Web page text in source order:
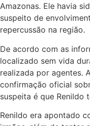
Amazonas. Ele havia
suspeito de
repercussão na região.
De acordo com as
localizado sem vida
realizada por agentes.
confirmação oficial
suspeita é que Renildo
Renildo era apontado